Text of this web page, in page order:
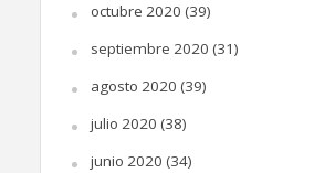
octubre 2020 (39)
septiembre 2020 (31)
agosto 2020 (39)
julio 2020 (38)
junio 2020 (34)